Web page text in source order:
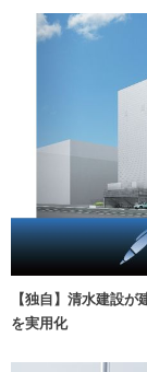
【独自】清水建設
を実用化